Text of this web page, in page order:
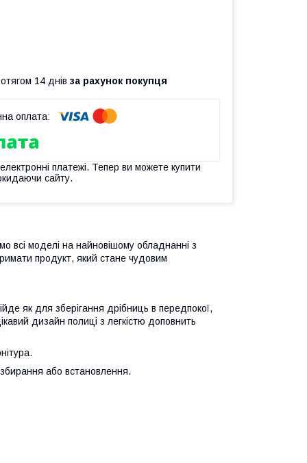
14 днів за рахунок покупця
платежі. Тепер ви можете купити
сайту.
всі моделі на найновішому обладнанні з
продукт, який стане чудовим
як для зберігання дрібниць в передпокої,
дизайн полиці з легкістю доповнить
або встановлення.